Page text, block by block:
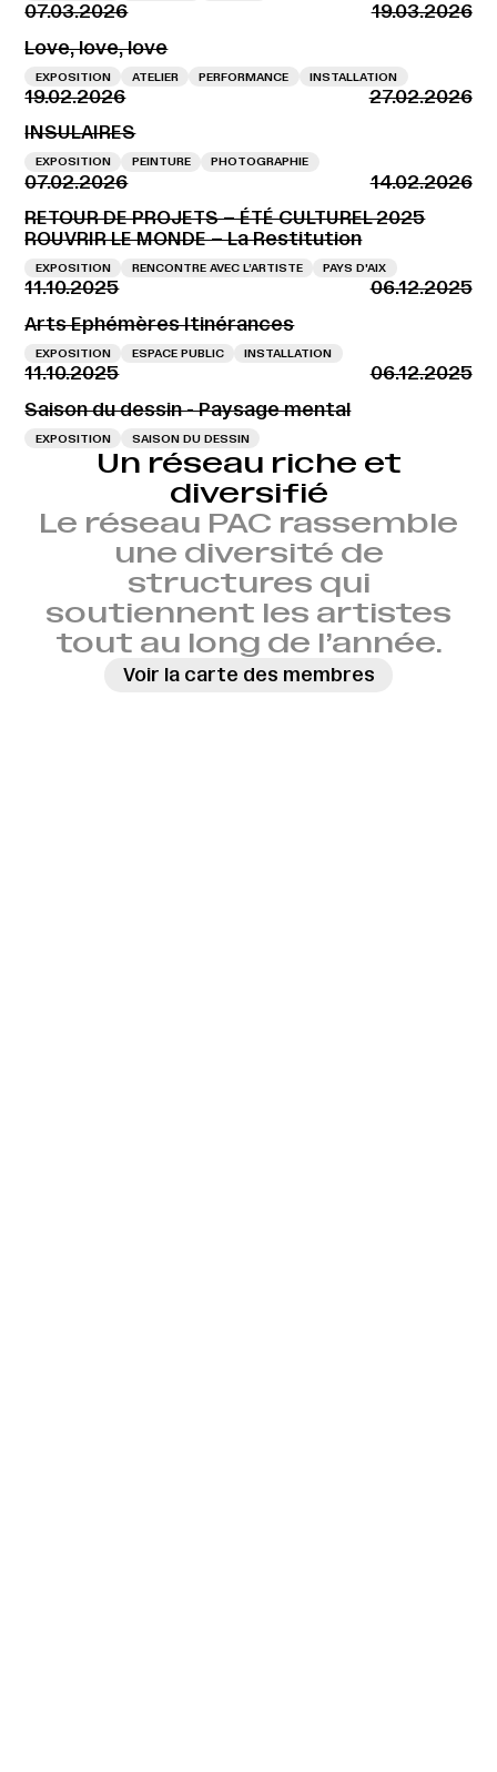
07.03.2026
19.03.2026
Love, love, love
EXPOSITION ATELIER PERFORMANCE INSTALLATION
19.02.2026
27.02.2026
INSULAIRES
EXPOSITION PEINTURE PHOTOGRAPHIE
07.02.2026
14.02.2026
RETOUR DE PROJETS – ÉTÉ CULTUREL 2025
ROUVRIR LE MONDE – La Restitution
EXPOSITION RENCONTRE AVEC L’ARTISTE PAYS D'AIX
11.10.2025
06.12.2025
Arts Ephémères Itinérances
EXPOSITION ESPACE PUBLIC INSTALLATION
11.10.2025
06.12.2025
Saison du dessin - Paysage mental
EXPOSITION SAISON DU DESSIN
Un réseau riche et
diversifié
Le réseau PAC rassemble
une diversité de
structures qui
soutiennent les artistes
tout au long de l’année.
Voir la carte des membres